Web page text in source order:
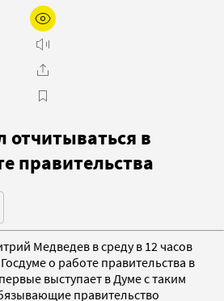
отчитываться в
правительства
Медведев в среду в 12 часов
о работе правительства в
выступает в Думе с таким
правительство